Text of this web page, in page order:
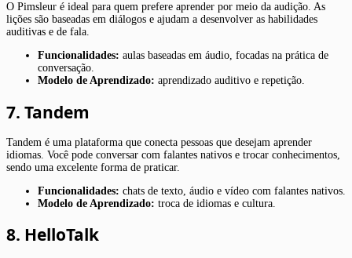
O Pimsleur é ideal para quem prefere aprender por meio da audição. As
lições são baseadas em diálogos e ajudam a desenvolver as habilidades
auditivas e de fala.
Funcionalidades: aulas baseadas em áudio, focadas na prática de
conversação.
Modelo de Aprendizado: aprendizado auditivo e repetição.
7. Tandem
Tandem é uma plataforma que conecta pessoas que desejam aprender
idiomas. Você pode conversar com falantes nativos e trocar conhecimentos,
sendo uma excelente forma de praticar.
Funcionalidades: chats de texto, áudio e vídeo com falantes nativos.
Modelo de Aprendizado: troca de idiomas e cultura.
8. HelloTalk